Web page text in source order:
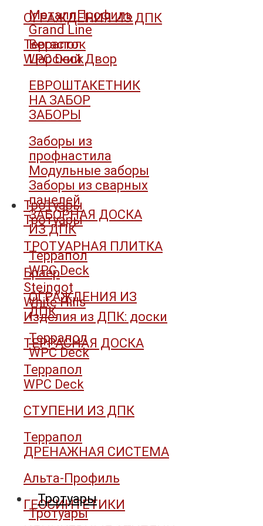
МеталлПрофиль
Grand Line
Вегасток
Царский Двор
ЕВРОШТАКЕТНИК
НА ЗАБОР
ЗАБОРЫ
Заборы из
профнастила
Модульные заборы
Заборы из сварных
панелей
ЗАБОРНАЯ ДОСКА
ИЗ ДПК
Террапол
WPC Deck
ОГРАЖДЕНИЯ ИЗ
ДПК
Террапол
WPC Deck
Тротуары
Тротуары
ОГРАЖДЕНИЯ ИЗ ДПК
Террапол
WPC Deck
Тротуары
Тротуары
ТРОТУАРНАЯ ПЛИТКА
Браер
Steingot
White Hills
Изделия из ДПК: доски
ТЕРРАСНАЯ ДОСКА
Террапол
WPC Deck
СТУПЕНИ ИЗ ДПК
Террапол
ДРЕНАЖНАЯ СИСТЕМА
Альта-Профиль
ГЕОСИНТЕТИКИ